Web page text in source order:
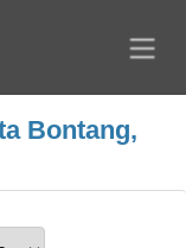
Bontang,